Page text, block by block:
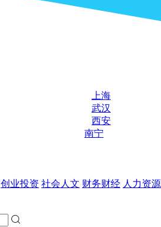
上海
武汉
西安
南宁
创业投资 社会人文 财务财经 人力资源